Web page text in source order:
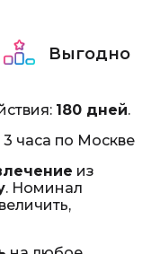
Выгодно
180 дней.
3 часа по Москве
из
. Номинал